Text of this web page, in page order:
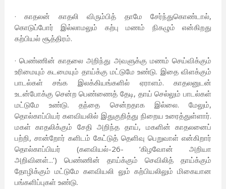
· காதலன் காதலி விரும்பித் தாமே சேர்ந்துகொண்டால்,
கொடுப்போர் இல்லாமலும் கற்பு மணம் நிகழும் என்கிறது
கற்பியல் சூத்திரம்.
· பெண்ணின் காதலை அறிந்து அவளுக்கு மணம் செய்விக்கும்
உரிமையும் கடமையும் தாய்க்கு மட்டுமே உண்டு. இதை விளக்கும்
பாடல்கள் சங்க இலக்கியங்களில் ஏராளம். காதலனுடன்
உடன்போக்கு சென்ற பெண்ணைத் தேடி, தாய் செல்லும் பாடல்கள்
மட்டுமே உண்டு. தந்தை சென்றதாக இல்லை. மேலும்,
தொல்காப்பியர் களவியலில் இதுகுறித்து நிறைய உரைத்துள்ளார்.
மகள் காதலிக்கும் சேதி அறிந்த தாய், மகளின் காதலனைப்
பற்றி, சான்றோர் களிடம் கேட்டுத் தெளிவு பெறுவாள் என்கிறார்
தொல்காப்பியர் (களவியல்-26- ‘கிழவோன் அறியா
அறிவினள்...’) பெண்ணின் தாய்க்கும் செவிலித் தாய்க்கும்
தோழிக்கும் மட்டுமே களவியலி லும் கற்பியலிலும் மிகையான
பங்களிப்புகள் உண்டு.